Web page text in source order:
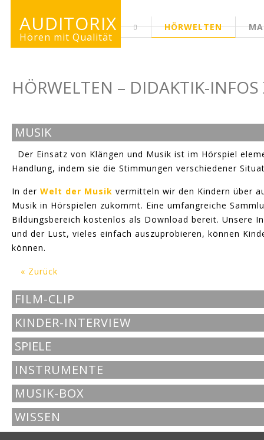
AUDITORIX
Hören mit Qualität
HÖRWELTEN
HÖRWELTEN – DIDAKTIK-
MUSIK
Der Einsatz von Klängen und Musik ist im Hörspiel
Handlung, indem sie die Stimmungen verschiedener
In der Welt der Musik vermitteln wir den Kindern über
Musik in Hörspielen zukommt. Eine umfangreiche
Bildungsbereich kostenlos als Download bereit. Unsere
und der Lust, vieles einfach auszuprobieren, können
können.
« Zurück
FILM-CLIP
KINDER-INTERVIEW
SPIELE
INSTRUMENTE
MUSIK-BOX
WISSEN